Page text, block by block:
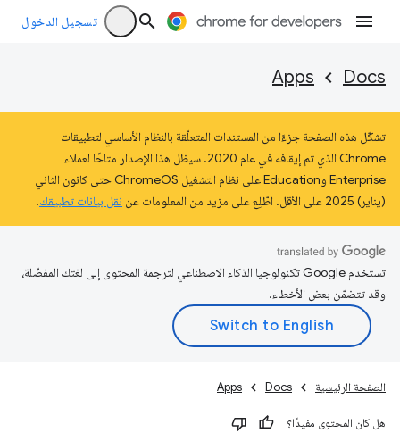
تسجيل الدخول
Docs
Apps
تشكّل هذه الصفحة جزءًا من المستندات المتعلّقة بالنظام الأساسي لتطبيقات
Chrome الذي تم إيقافه في عام 2020. سيظل هذا الإصدار متاحًا لعملاء
Enterprise وEducation على نظام التشغيل ChromeOS حتى كانون الثاني
(يناير) 2025 على الأقل. اطّلِع على مزيد من المعلومات عن
نقل بيانات تطبيقك.
تستخدم Google تكنولوجيا الذكاء الاصطناعي لترجمة المحتوى إلى لغتك المفضّلة،
وقد تتضمّن بعض الأخطاء.
الصفحة الرئيسية Docs
Apps
هل كان المحتوى مفيدًا؟